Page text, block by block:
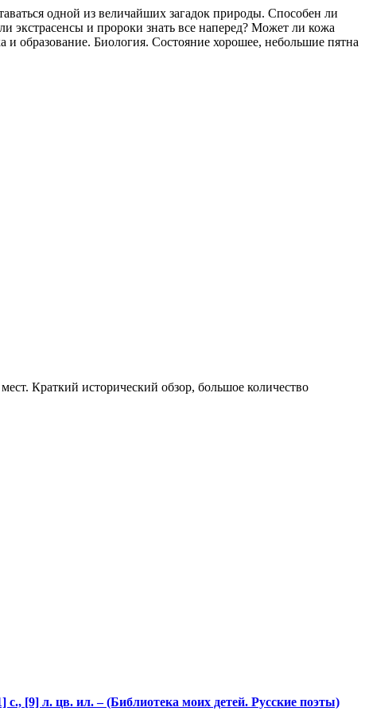
одной из величайших загадок природы. Способен ли
экстрасенсы и пророки знать все наперед? Может ли кожа
образование. Биология. Состояние хорошее, небольшие пятна
Краткий исторический обзор, большое количество
[9] л. цв. ил. – (Библиотека моих детей. Русские поэты)